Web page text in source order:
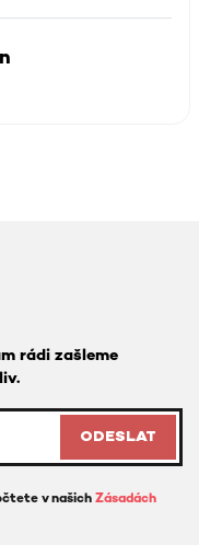
rádi zašleme
ODESLAT
v našich Zásadách